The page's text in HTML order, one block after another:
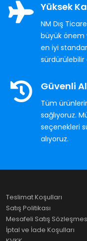
Yüksek
NM Dış
büyük önem
en iyi
Güvenli
Tüm
sağlıyoruz.
seçenekleri
alıyoruz.
Teslimat Koşulları
Satış Politikası
Mesafeli Satış
İptal ve İade Koşulları